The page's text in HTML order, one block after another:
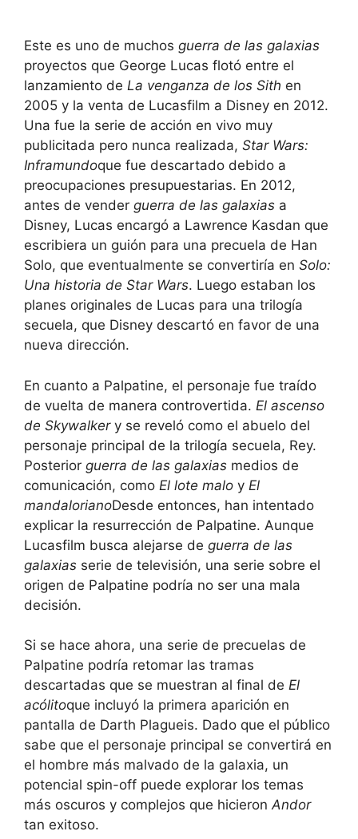
Este es uno de muchos guerra de las galaxias
proyectos que George Lucas flotó entre el
lanzamiento de La venganza de los Sith en
2005 y la venta de Lucasfilm a Disney en 2012.
Una fue la serie de acción en vivo muy
publicitada pero nunca realizada, Star Wars:
Inframundoque fue descartado debido a
preocupaciones presupuestarias. En 2012,
antes de vender guerra de las galaxias a
Disney, Lucas encargó a Lawrence Kasdan que
escribiera un guión para una precuela de Han
Solo, que eventualmente se convertiría en Solo:
Una historia de Star Wars. Luego estaban los
planes originales de Lucas para una trilogía
secuela, que Disney descartó en favor de una
nueva dirección.
En cuanto a Palpatine, el personaje fue traído
de vuelta de manera controvertida. El ascenso
de Skywalkery se reveló como el abuelo del
personaje principal de la trilogía secuela, Rey.
Posterior guerra de las galaxias medios de
comunicación, como El lote malo y El
mandalorianoDesde entonces, han intentado
explicar la resurrección de Palpatine. Aunque
Lucasfilm busca alejarse de guerra de las
galaxias serie de televisión, una serie sobre el
origen de Palpatine podría no ser una mala
decisión.
Si se hace ahora, una serie de precuelas de
Palpatine podría retomar las tramas
descartadas que se muestran al final de El
acólitoque incluyó la primera aparición en
pantalla de Darth Plagueis. Dado que el público
sabe que el personaje principal se convertirá en
el hombre más malvado de la galaxia, un
potencial spin-off puede explorar los temas
más oscuros y complejos que hicieronAndor
tan exitoso.